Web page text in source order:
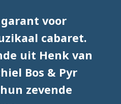
voor
cabaret.
uit Henk van
Bos & Pyr
zevende